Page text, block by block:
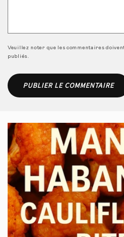
Veuillez noter que les commentaires
publiés.